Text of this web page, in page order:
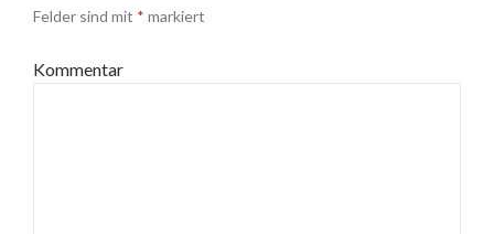
Felder sind mit * markiert
Kommentar